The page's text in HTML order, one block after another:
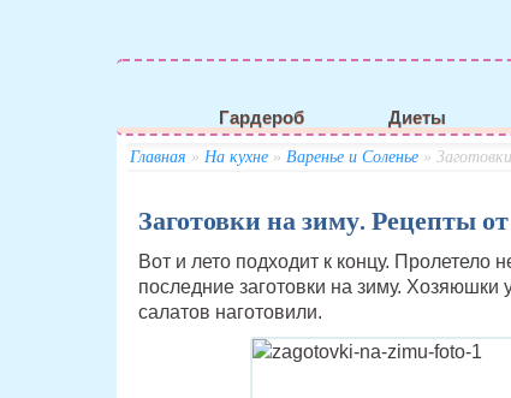
Гардероб Диеты
Главная » На кухне» Варенье и Соленье»
Заготовки на зиму. Рецепты
Вот и лето подходит к концу. Пролетело
последние заготовки на зиму. Хозяюшки
салатов наготовили.